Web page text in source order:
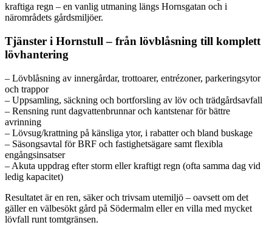
kraftiga regn – en vanlig utmaning längs Hornsgatan och i
närområdets gårdsmiljöer.
Tjänster i Hornstull – från lövblåsning till komplett
lövhantering
– Lövblåsning av innergårdar, trottoarer, entrézoner, parkeringsytor
och trappor
– Uppsamling, säckning och bortforsling av löv och trädgårdsavfall
– Rensning runt dagvattenbrunnar och kantstenar för bättre
avrinning
– Lövsug/krattning på känsliga ytor, i rabatter och bland buskage
– Säsongsavtal för BRF och fastighetsägare samt flexibla
engångsinsatser
– Akuta uppdrag efter storm eller kraftigt regn (ofta samma dag vid
ledig kapacitet)
Resultatet är en ren, säker och trivsam utemiljö – oavsett om det
gäller en välbesökt gård på Södermalm eller en villa med mycket
lövfall runt tomtgränsen.